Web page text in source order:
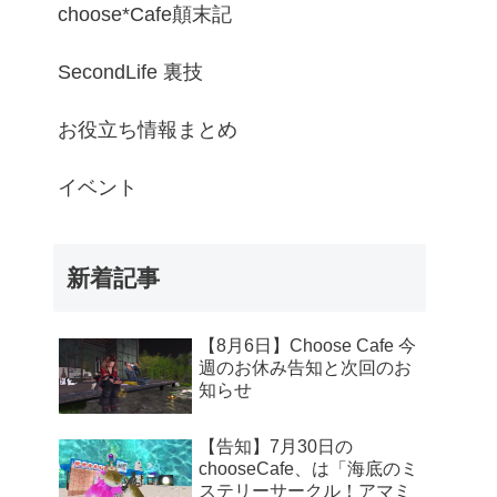
choose*Cafe顛末記
SecondLife 裏技
お役立ち情報まとめ
イベント
新着記事
【8月6日】Choose Cafe 今
週のお休み告知と次回のお
知らせ
【告知】7月30日の
chooseCafe、は「海底のミ
ステリーサークル！アマミ